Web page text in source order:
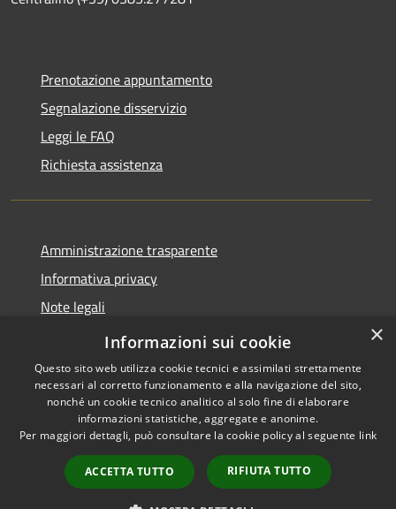
Prenotazione appuntamento
Segnalazione disservizio
Leggi le FAQ
Richiesta assistenza
Amministrazione trasparente
Informativa privacy
Note legali
Dichiarazione di accessibilità
Accessibilità
Copyright © 2026 • Comune di
Rovescala • Powered by
Municipium•
Accesso
redazione
×
Informazioni sui cookie
Questo sito web utilizza cookie tecnici e assimilati strettamente
necessari al corretto funzionamento e alla navigazione del sito,
nonché un cookie tecnico analitico al solo fine di elaborare
informazioni statistiche, aggregate e anonime.
Per maggiori dettagli, può consultare la cookie policy al seguente link
ACCETTA TUTTO RIFIUTA TUTTO